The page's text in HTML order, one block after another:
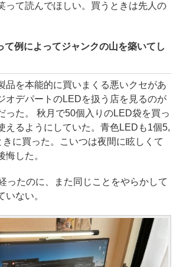
って読んでほしい。買うときは先人の
て例によってジャンクの山を築いてし
を本能的に買いまくる悪いクセがあ
オデパートのLEDを扱う店を見るのが
った。 秋月で50個入りのLED袋を買っ
えるようにしていた。青色LEDも1個5,
に買った。こいつは夜間に眩しくて
悔した。
ったのに、また同じことをやらかして
いない。